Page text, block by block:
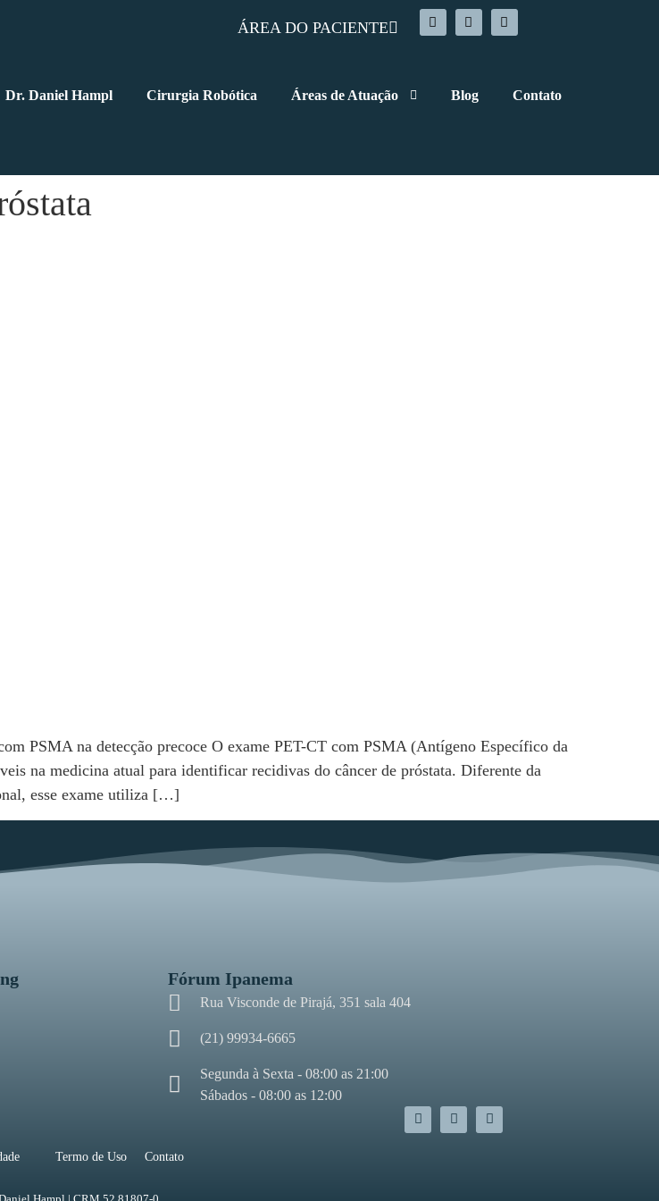
ÁREA DO PACIENTE
Dr. Daniel Hampl Cirurgia Robótica Áreas de Atuação Blog Contato
PSMA na detecção precoce O exame PET-CT com PSMA (Antígeno Específico da
na medicina atual para identificar recidivas do câncer de próstata. Diferente da
esse exame utiliza […]
Fórum Ipanema
Rua Visconde de Pirajá, 351 sala 404
(21) 99934-6665
Segunda à Sexta - 08:00 as 21:00
Sábados - 08:00 as 12:00
Termo de Uso Contato